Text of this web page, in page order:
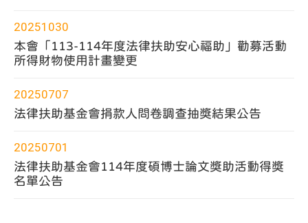
20251030
本會「113-114年度法律扶助安心福助」勸募活動
所得財物使用計畫變更
20250707
法律扶助基金會捐款人問卷調查抽獎結果公告
20250701
法律扶助基金會114年度碩博士論文獎助活動得獎
名單公告